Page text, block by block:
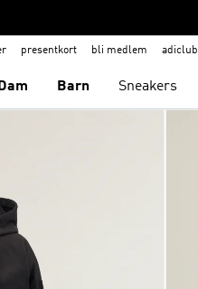
presentkort bli medlem adiclub
Dam Barn Sneakers